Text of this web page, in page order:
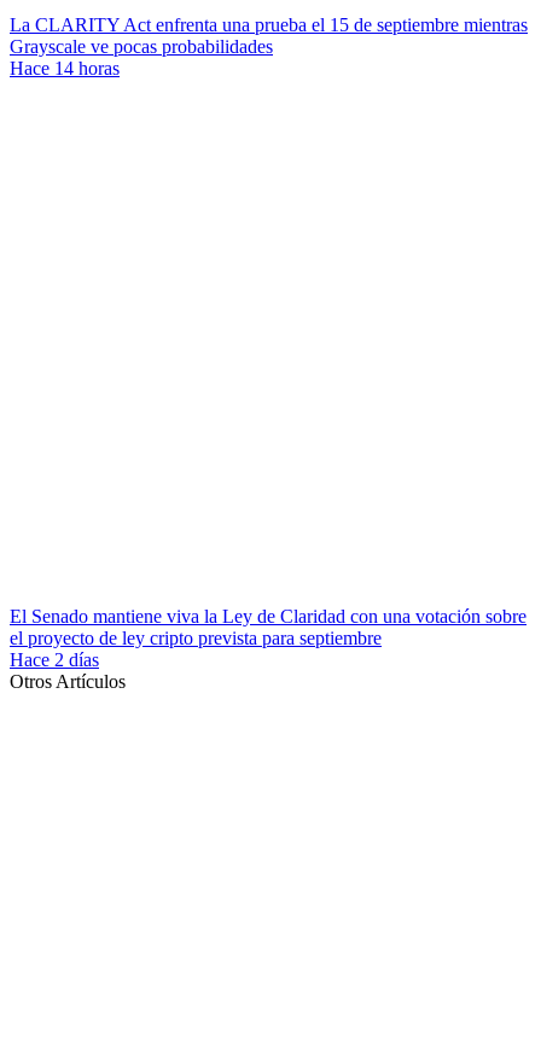
La CLARITY Act enfrenta una prueba el 15 de septiembre mientras
Grayscale ve pocas probabilidades
Hace 14 horas
El Senado mantiene viva la Ley de Claridad con una votación sobre
el proyecto de ley cripto prevista para septiembre
Hace 2 días
Otros Artículos